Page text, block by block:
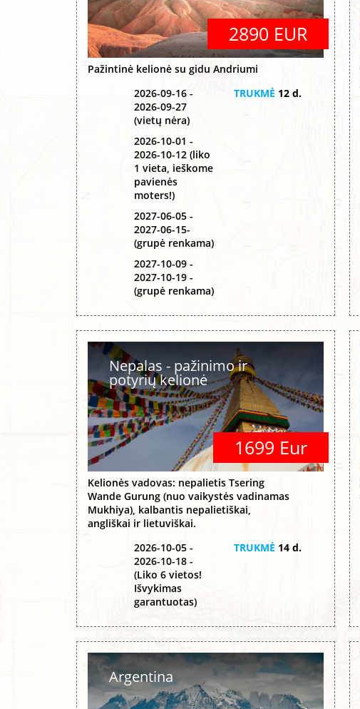
2890 EUR
Pažintinė kelionė su gidu Andriumi
2026-09-16 -
2026-09-27
(vietų nėra)
2026-10-01 -
2026-10-12 (liko
1 vieta, ieškome
pavienės
moters!)
2027-06-05 -
2027-06-15-
(grupė renkama)
2027-10-09 -
2027-10-19 -
(grupė renkama)
TRUKMĖ 12 d.
Nepalas - pažinimo ir
potyrių kelionė
1699 Eur
Kelionės vadovas: nepalietis Tsering
Wande Gurung (nuo vaikystės vadinamas
Mukhiya), kalbantis nepalietiškai,
angliškai ir lietuviškai.
2026-10-05 -
2026-10-18 -
(Liko 6 vietos!
Išvykimas
garantuotas)
TRUKMĖ 14 d.
Argentina